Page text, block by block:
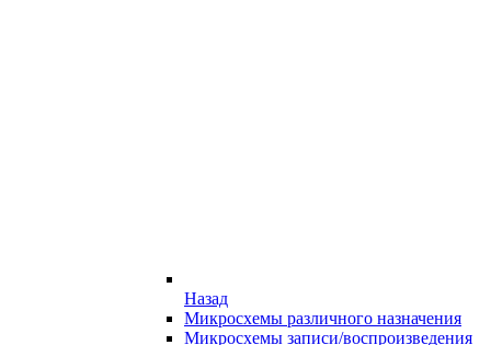
Назад
Микросхемы различного назначения
Микросхемы записи/воспроизведения